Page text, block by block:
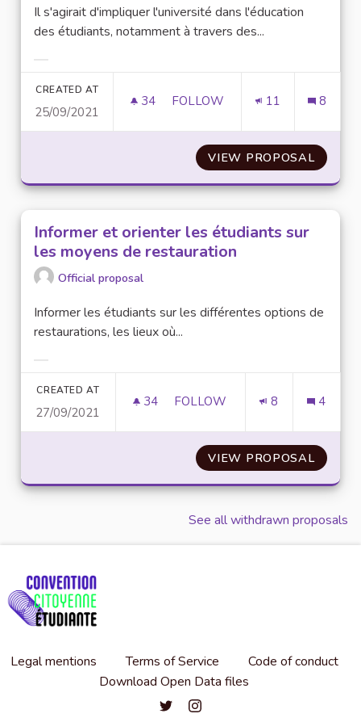
Il s'agirait d'impliquer l'université dans l'éducation
des étudiants, notamment à travers des...
CREATED AT
25/09/2021
34 34 FOLLOWERS
FOLLOW 11 8
VIEW PROPOSAL
Informer et orienter les étudiants sur
les moyens de restauration
Official proposal
Informer les étudiants sur les différentes options de
restaurations, les lieux où...
CREATED AT
27/09/2021
34 34 FOLLOWERS
FOLLOW 8 4
VIEW PROPOSAL
See all withdrawn proposals
Legal mentions Terms of Service
Code of conduct
Download Open Data files
Convention citoyenne étudiante
Convention citoyenne